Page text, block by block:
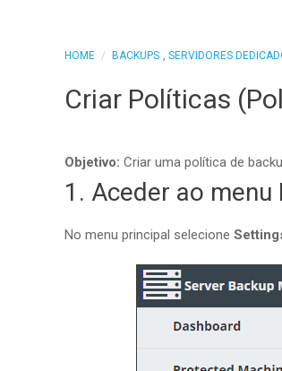
HOME / BACKUPS , SERVIDORES
Criar Políticas
Objetivo: Criar uma política de
1. Aceder ao menu
No menu principal selecione